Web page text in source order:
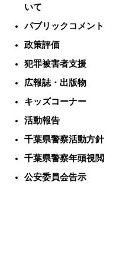
いて
パブリックコメント
政策評価
犯罪被害者支援
広報誌・出版物
キッズコーナー
活動報告
千葉県警察活動方針
千葉県警察年頭視閲
公安委員会告示